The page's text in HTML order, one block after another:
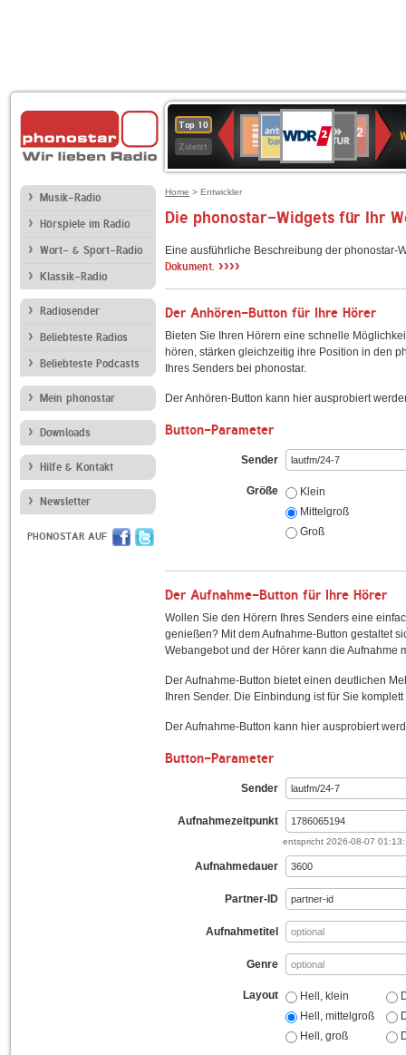
Top 10
Zuletzt
Deutschlandfunk
90er
OLDIE
ANTENNE
4
KLASSIK
Deutschlandfunk
KulturBAYERN
2
Kultur
NDR
2
Musik-Radio
Hörspiele im Radio
Wort- & Sport-Radio
Klassik-Radio
Radiosender
Beliebteste Radios
Beliebteste Podcasts
Mein phonostar
Downloads
Hilfe & Kontakt
Newsletter
PHONOSTAR AUF
Home > Entwickler
Die phonostar-Widgets für Ihr
Eine ausführliche Beschreibung der
Dokument. ››››
Der Anhören-Button für Ihre Hörer
Bieten Sie Ihren Hörern eine schnelle
hören, stärken gleichzeitig ihre Position in den
Ihres Senders bei phonostar.
Der Anhören-Button kann hier ausprobiert
Button-Parameter
Sender
Größe
Klein
Mittelgroß
Groß
Der Aufnahme-Button für Ihre Hörer
Wollen Sie den Hörern Ihres Senders eine
genießen? Mit dem Aufnahme-Button gestaltet
Webangebot und der Hörer kann die Aufnahme
Der Aufnahme-Button bietet einen deutlichen
Ihren Sender. Die Einbindung ist für Sie
Der Aufnahme-Button kann hier ausprobiert
Button-Parameter
Sender
Aufnahmezeitpunkt
entspricht 2026-08-07
Aufnahmedauer
Partner-ID
Aufnahmetitel
Genre
Layout
Hell, klein
Hell, mittelgroß
Hell, groß